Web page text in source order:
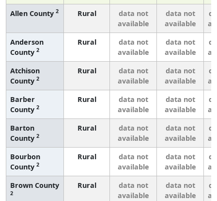
Allen County 2 Rural
data not
available
data not
available
Anderson
County 2
Rural
data not
available
data not
available
Atchison
County 2
Rural
data not
available
data not
available
Barber
County 2
Rural
data not
available
data not
available
Barton
County 2
Rural
data not
available
data not
available
Bourbon
County 2
Rural
data not
available
data not
available
Brown County
2
Rural
data not
available
data not
available